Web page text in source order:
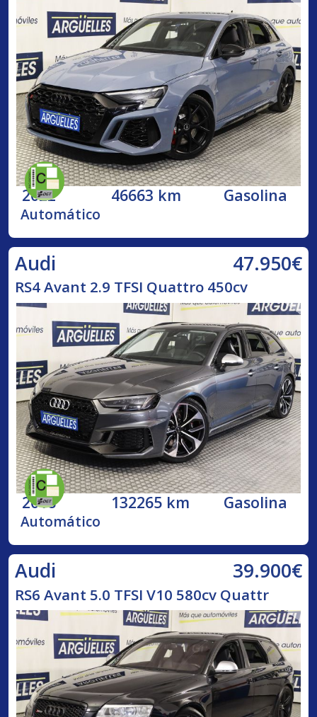
2022 46663 km Gasolina
Automático
Audi 47.950€
RS4 Avant 2.9 TFSI Quattro 450cv
2018 132265 km Gasolina
Automático
Audi 39.900€
RS6 Avant 5.0 TFSI V10 580cv Quattr